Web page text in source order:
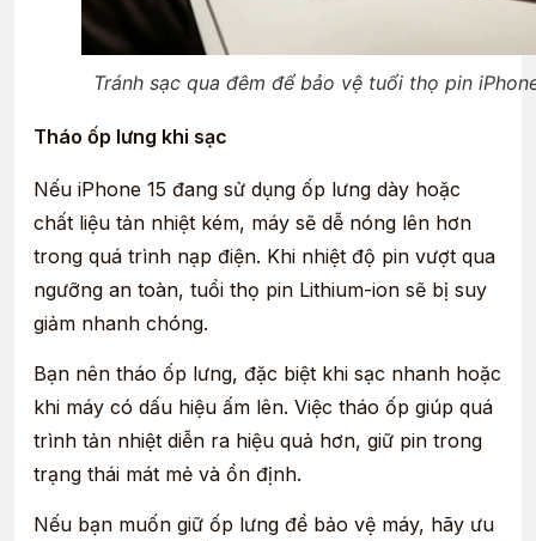
Tránh sạc qua đêm để bảo vệ tuổi thọ pin
Tháo ốp lưng khi sạc
Nếu iPhone 15 đang sử dụng ốp lưng dày hoặc
chất liệu tản nhiệt kém, máy sẽ dễ nóng lên hơn
trong quá trình nạp điện. Khi nhiệt độ pin vượt qua
ngưỡng an toàn, tuổi thọ pin Lithium-ion sẽ bị suy
giảm nhanh chóng.
Bạn nên tháo ốp lưng, đặc biệt khi sạc nhanh hoặc
khi máy có dấu hiệu ấm lên. Việc tháo ốp giúp quá
trình tản nhiệt diễn ra hiệu quả hơn, giữ pin trong
trạng thái mát mẻ và ổn định.
Nếu bạn muốn giữ ốp lưng để bảo vệ máy, hãy ưu